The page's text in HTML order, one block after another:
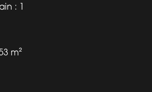
: 1
m²